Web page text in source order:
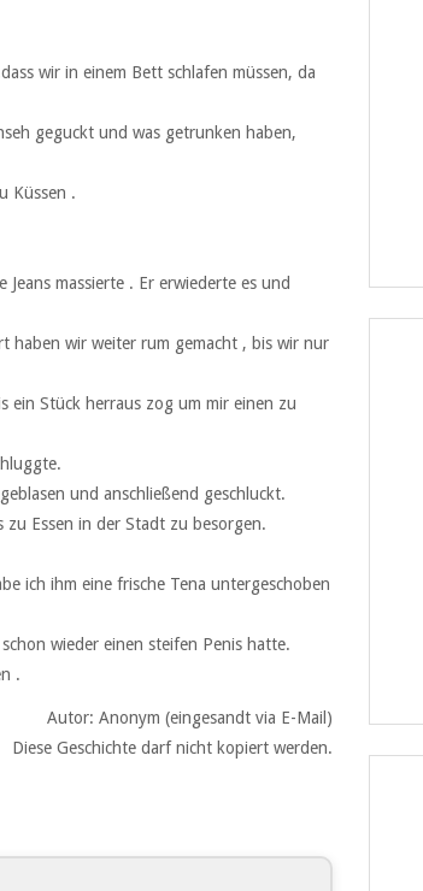
wir in einem Bett schlafen müssen, da
geguckt und was getrunken haben,
Küssen .
massierte . Er erwiederte es und
haben wir weiter rum gemacht , bis wir nur
ein Stück herraus zog um mir einen zu
und anschließend geschluckt.
Essen in der Stadt zu besorgen.
ich ihm eine frische Tena untergeschoben
wieder einen steifen Penis hatte.
.
Autor: Anonym (eingesandt via E-Mail)
Diese Geschichte darf nicht kopiert werden.